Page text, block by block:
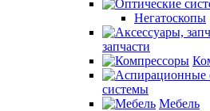
Негатоскопы
запчасти
системы
Мебель